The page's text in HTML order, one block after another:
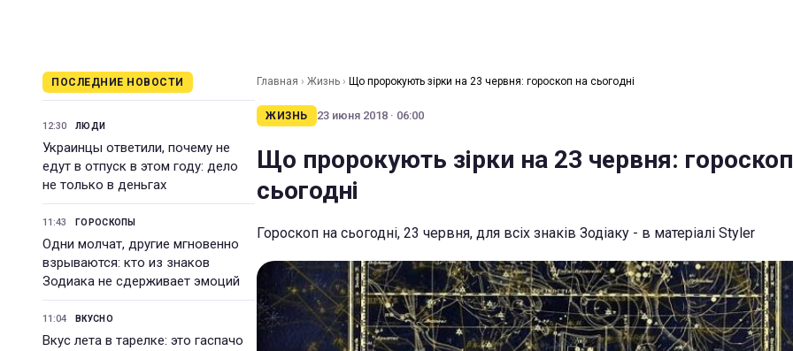
ПОСЛЕДНИЕ НОВОСТИ
12:30 ЛЮДИ
Украинцы ответили, почему не
едут в отпуск в этом году: дело
не только в деньгах
11:43 ГОРОСКОПЫ
Одни молчат, другие мгновенно
взрываются: кто из знаков
Зодиака не сдерживает эмоций
11:04 ВКУСНО
Вкус лета в тарелке: это гаспачо
Главная › Жизнь › Що пророкують зірки на 23 червня: гороскоп на сьогодні
ЖИЗНЬ 23 июня 2018 · 06:00
Що пророкують зірки на 23 червня:
сьогодні
Гороскоп на сьогодні, 23 червня, для всіх знаків Зодіаку - в матеріалі Styler